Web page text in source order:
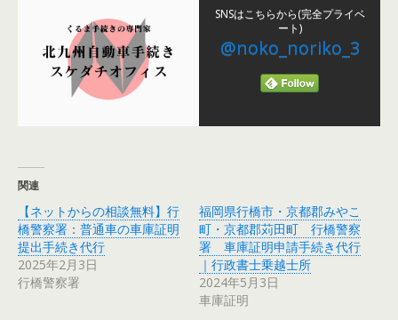
SNSはこちらから(完全プライベ
ート)
@noko_noriko_3
関連
【ネットからの相談無料】行
橋警察署：普通車の車庫証明
提出手続き代行
2025年2月3日
行橋警察署
福岡県行橋市・京都郡みやこ
町・京都郡苅田町 行橋警察
署 車庫証明申請手続き代行
｜行政書士乗越士所
2024年5月3日
車庫証明